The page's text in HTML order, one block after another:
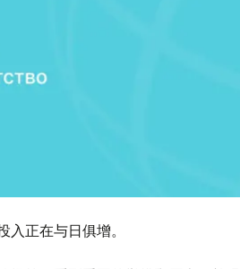
正在与日俱增。